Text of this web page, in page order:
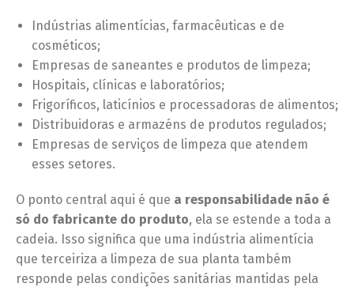
Indústrias alimentícias, farmacêuticas e de
cosméticos;
Empresas de saneantes e produtos de limpeza;
Hospitais, clínicas e laboratórios;
Frigoríficos, laticínios e processadoras de alimentos;
Distribuidoras e armazéns de produtos regulados;
Empresas de serviços de limpeza que atendem
esses setores.
O ponto central aqui é que a responsabilidade não é
só do fabricante do produto, ela se estende a toda a
cadeia. Isso significa que uma indústria alimentícia
que terceiriza a limpeza de sua planta também
responde pelas condições sanitárias mantidas pela